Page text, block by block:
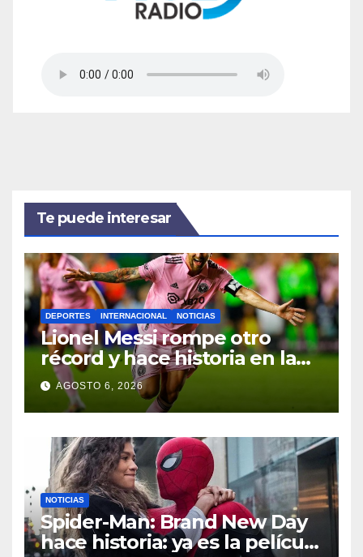
Te puede interesar
DEPORTES INTERNACIONAL NOTICIAS
Lionel Messi rompe otro
récord y hace historia en la
Leagues Cup con Inter Miami
AGOSTO 6, 2026
NOTICIAS
Spider-Man: Brand New Day
hace historia: ya es la película